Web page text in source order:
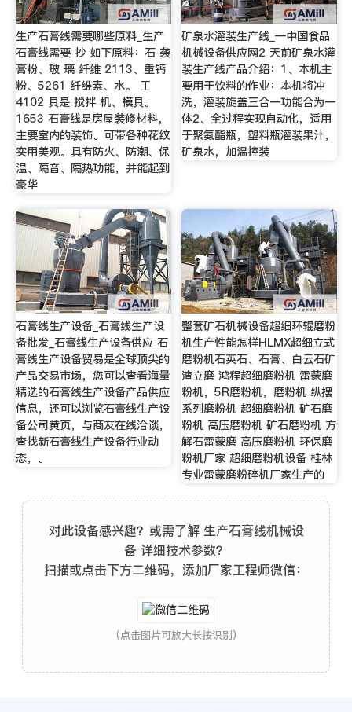
生产石膏线需要哪些原料_生产
石膏线需要 抄 如下原料：石 袭
膏粉、玻 璃 纤维 2113、重钙
粉、5261 纤维素、水。 工
4102 具是 搅拌 机、模具。
1653 石膏线是房屋装修材料，
主要室内的装饰。可带各种花纹
实用美观。具有防火、防潮、保
温、隔音、隔热功能，并能起到
豪华
矿泉水灌装生产线_—中国食品
机械设备供应网2 天前矿泉水灌
装生产线产品介绍：1、本机主
要用于饮料的作业：本机将冲
洗，灌装旋盖三合一功能合为一
体2、全过程实现自动化，适用
于聚氨酯瓶，塑料瓶灌装果汁，
矿泉水，加温控装
石膏线生产设备_石膏线生产设
备批发_石膏线生产设备供应 石
膏线生产设备贸易是全球顶尖的
产品交易市场，您可以查看海量
精选的石膏线生产设备产品供应
信息，还可以浏览石膏线生产设
备公司黄页，与商友在线洽谈，
查找新石膏线生产设备行业动
态，。
整套矿石机械设备超细环辊磨粉
机生产性能怎样HLMX超细立式
磨粉机石英石、石膏、白云石矿
渣立磨 鸿程超细磨粉机 雷蒙磨
粉机，5R磨粉机，磨粉机 纵摆
系列磨粉机 超细磨粉机 矿石磨
粉机 高压磨粉机 矿石磨粉机 方
解石雷蒙磨 高压磨粉机 环保磨
粉机厂家 超细磨粉机设备 桂林
专业雷蒙磨粉碎机厂家生产的
对此设备感兴趣？或需了解 生产石膏线机械设
备 详细技术参数？
扫描或点击下方二维码，添加厂家工程师微信：
(点击图片可放大长按识别)